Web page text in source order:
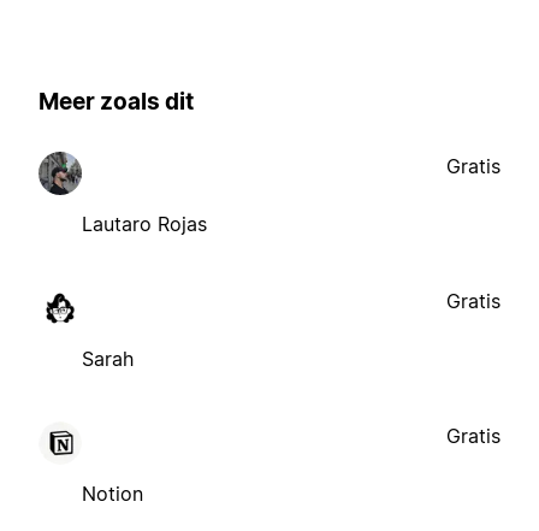
Meer zoals dit
Lautaro Rojas
Gratis
Sarah
Gratis
Notion
Gratis